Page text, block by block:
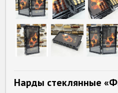
Нарды стеклянные